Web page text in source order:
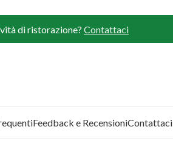
di ristorazione? Contattaci
Feedback e RecensioniContattaci